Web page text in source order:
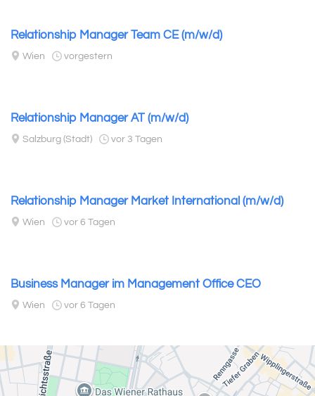
Relationship Manager Team CE (m/w/d)
Wien vorgestern
Relationship Manager AT (m/w/d)
Salzburg (Stadt) vor 3 Tagen
Relationship Manager Market International (m/w/d)
Wien vor 6 Tagen
Business Manager im Management Office CEO
Wien vor 6 Tagen